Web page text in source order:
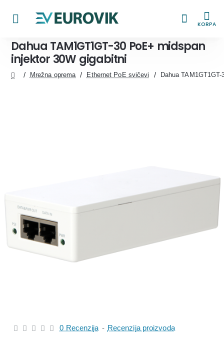
KORPA
Dahua TAM1GT1GT-30 PoE+ midspan
injektor 30W gigabitni
Mrežna oprema Ethernet PoE svičevi Dahua
0 Recenzija - Recenzija proizvoda